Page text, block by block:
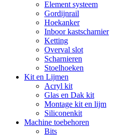
Element systeem
Gordijnrail
Hoekanker
Inboor kastscharnier
Ketting
Overval slot
Scharnieren
Stoelhoeken
Kit en Lijmen
Acryl kit
Glas en Dak kit
Montage kit en lijm
Siliconenkit
Machine toebehoren
Bits